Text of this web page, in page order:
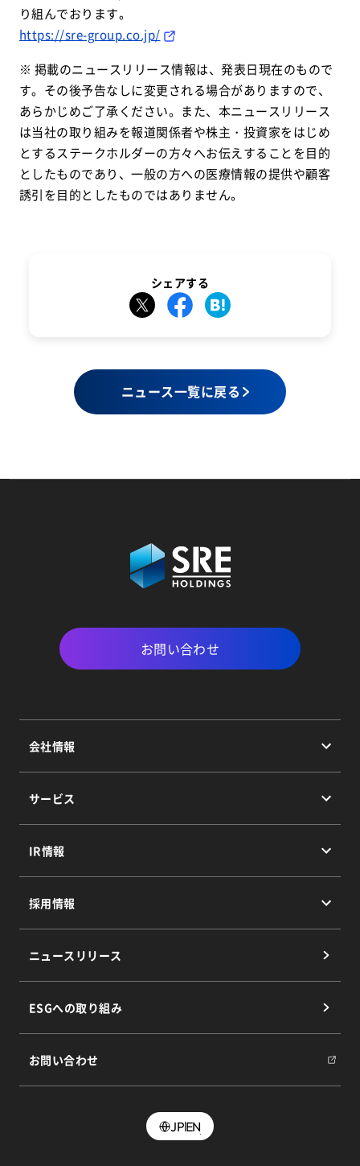
り組んでおります。
https://sre-group.co.jp/
※ 掲載のニュースリリース情報は、発表日現在のもので
す。その後予告なしに変更される場合がありますので、
あらかじめご了承ください。また、本ニュースリリース
は当社の取り組みを報道関係者や株主・投資家をはじめ
とするステークホルダーの方々へお伝えすることを目的
としたものであり、一般の方への医療情報の提供や顧客
誘引を目的としたものではありません。
シェアする
ニュース一覧に戻る
お問い合わせ
会社情報
所在地
サービス
プロップテックソリューション
アセットソリューション
IR情報
IRカレンダー
株式について
電⼦公告
個⼈投資家の皆様へ
採用情報
ニュースリリース
ESGへの取り組み
お問い合わせ
JPEN